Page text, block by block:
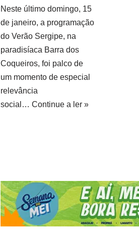
Neste último domingo, 15
de janeiro, a programação
do Verão Sergipe, na
paradisíaca Barra dos
Coqueiros, foi palco de
um momento de especial
relevância
social… Continue a ler »